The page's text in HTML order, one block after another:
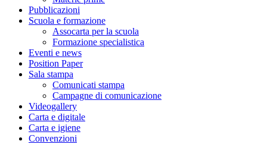
Pubblicazioni
Scuola e formazione
Assocarta per la scuola
Formazione specialistica
Eventi e news
Position Paper
Sala stampa
Comunicati stampa
Campagne di comunicazione
Videogallery
Carta e digitale
Carta e igiene
Convenzioni